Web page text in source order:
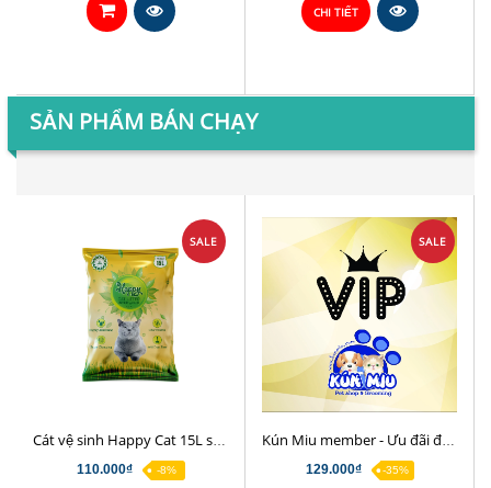
CHI TIẾT
SẢN PHẨM BÁN CHẠY
SALE
Cát vệ sinh Happy Cat 15L siêu khử mùi và kháng khuẩn
110.000₫
-8%
SALE
Kún Miu member - Ưu đãi đặc biệt cho quý khách hàng
129.000₫
-35%